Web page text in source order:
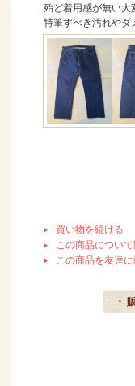
殆ど着用感が無い大
特筆すべき汚れやダ
買い物を続ける
この商品につい
この商品を友達
・